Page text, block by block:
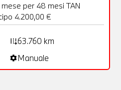
mese per 48 mesi TAN
4.200,00 €
add_road63.760 km
settingsManuale